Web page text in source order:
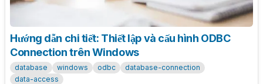
Hướng dẫn chi tiết: Thiết lập và cấu hình ODBC
Connection trên Windows
database windows odbc
database-connection
data-access